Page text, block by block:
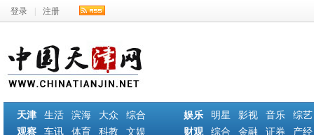
登录 注册
天津 生活 滨海 大众
综合
观察
车讯 体育 科教 文娱
娱乐 明星 影视 音乐
综艺
财观
综合 金融 证券 产经